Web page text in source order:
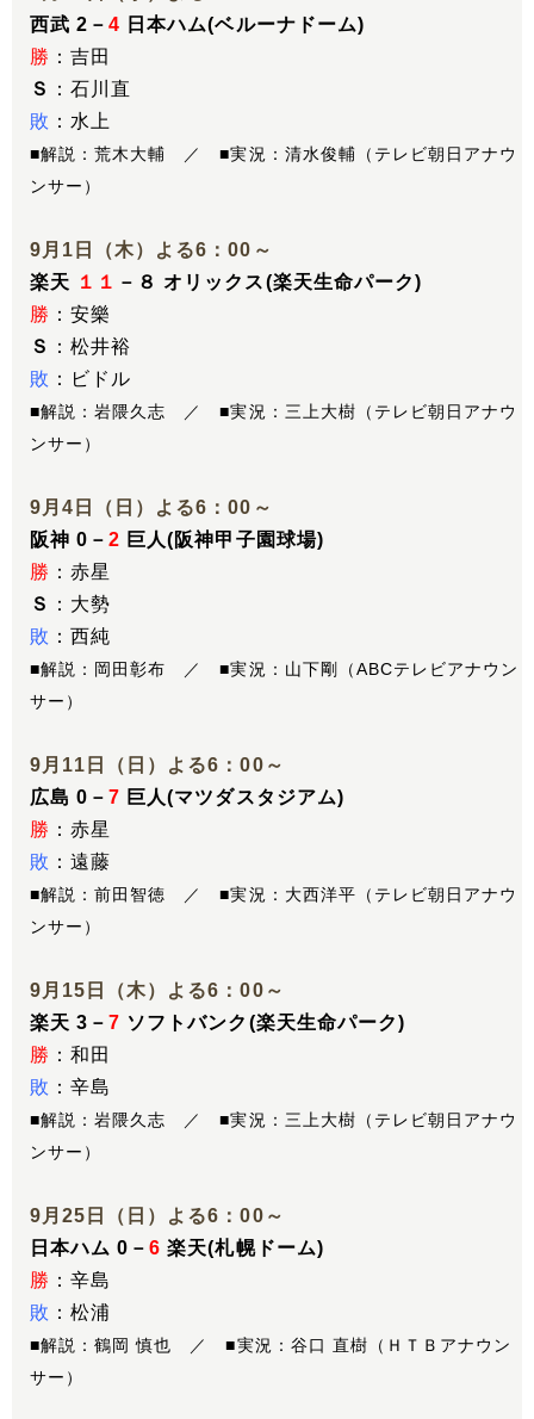
西武 2－4 日本ハム(ベルーナドーム)
勝 ：吉田
Ｓ
：石川直
敗 ：水上
■解説：荒木大輔 ／ ■実況：清水俊輔（テレビ朝日アナウ
ンサー）
9月1日（木）よる6：00～
楽天 １１ －８ オリックス(楽天生命パーク)
勝 ：安樂
Ｓ
：松井裕
敗 ：ビドル
■解説：岩隈久志 ／ ■実況：三上大樹（テレビ朝日アナウ
ンサー）
9月4日（日）よる6：00～
阪神 0－2 巨人(阪神甲子園球場)
勝 ：赤星
Ｓ
：大勢
敗 ：西純
■解説：岡田彰布 ／ ■実況：山下剛（ABCテレビアナウン
サー）
9月11日（日）よる6：00～
広島 0－7 巨人(マツダスタジアム)
勝 ：赤星
敗 ：遠藤
■解説：前田智徳 ／ ■実況：大西洋平（テレビ朝日アナウ
ンサー）
9月15日（木）よる6：00～
楽天 3－7 ソフトバンク(楽天生命パーク)
勝 ：和田
敗 ：辛島
■解説：岩隈久志 ／ ■実況：三上大樹（テレビ朝日アナウ
ンサー）
9月25日（日）よる6：00～
日本ハム 0－6 楽天(札幌ドーム)
勝 ：辛島
敗 ：松浦
■解説：鶴岡 慎也 ／ ■実況：谷口 直樹（ＨＴＢアナウン
サー）